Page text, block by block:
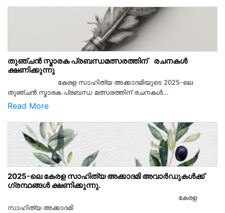
തുഞ്ചൻ സ്മാരക പ്രബന്ധമത്സരത്തിന് രചനകൾ
ക്ഷണിക്കുന്നു
കേരള സാഹിത്യ അക്കാദമിയുടെ 2025-ലെ
തുഞ്ചൻ സ്മാരക പ്രബന്ധ മത്സരത്തിന് രചനകൾ...
Read More
2025-ലെ കേരള സാഹിത്യ അക്കാദമി അവാർഡുകൾക്ക്
ഗ്രന്ഥങ്ങൾ ക്ഷണിക്കുന്നു.
കേരള
സാഹിത്യ അക്കാദമി